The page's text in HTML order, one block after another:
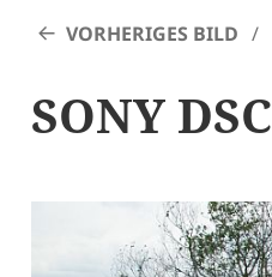
VORHERIGES BILD
SONY DSC